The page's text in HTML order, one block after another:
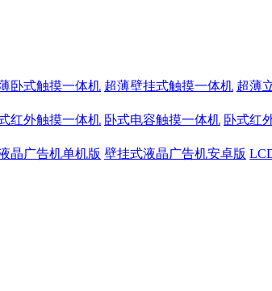
卧式触摸一体机 超薄壁挂式触摸一体机 超薄
红外触摸一体机 卧式电容触摸一体机 卧式红
晶广告机单机版 壁挂式液晶广告机安卓版